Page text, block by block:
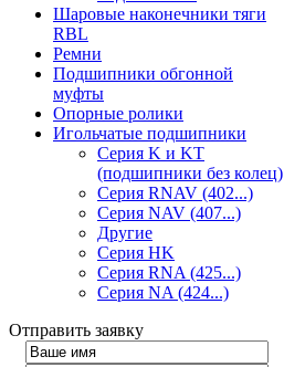
Шаровые наконечники тяги
RBL
Ремни
Подшипники обгонной
муфты
Опорные ролики
Игольчатые подшипники
Серия K и KT
(подшипники без колец)
Серия RNAV (402...)
Серия NAV (407...)
Другие
Серия HK
Серия RNA (425...)
Серия NA (424...)
Отправить заявку